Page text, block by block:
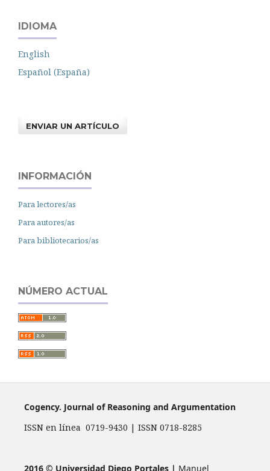
IDIOMA
English
Español (España)
ENVIAR UN ARTÍCULO
INFORMACIÓN
Para lectores/as
Para autores/as
Para bibliotecarios/as
NÚMERO ACTUAL
Cogency. Journal of Reasoning and Argumentation
ISSN en línea 0719-9430 | ISSN 0718-8285
2016 © Universidad Diego Portales | Manuel